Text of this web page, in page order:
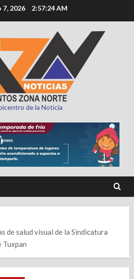
7, 2026 2:57:26 AM
de la Noticia
de salud visual de la Sindicatura
Tuxpan